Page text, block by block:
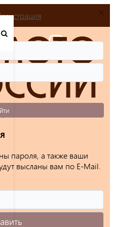
пароля, а также ваши
высланы вам по E-Mail.